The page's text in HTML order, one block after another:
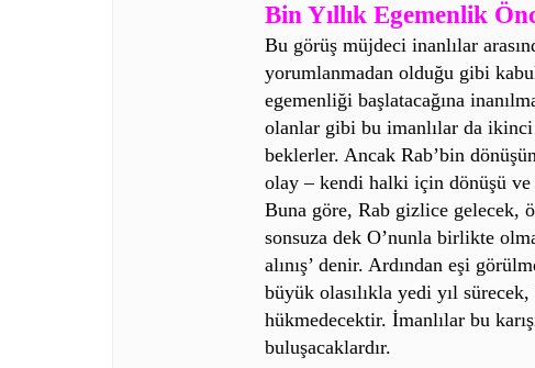
Bin Yıllık Egemenlik
Bu görüş müjdeci inanlılar
yorumlanmadan olduğu gibi
egemenliği başlatacağına
olanlar gibi bu imanlılar da ikinci
beklerler. Ancak Rab’bin
olay – kendi halki için dönüşü
Buna göre, Rab gizlice gelecek,
sonsuza dek O’nunla birlikte
alınış’ denir. Ardından eşi
büyük olasılıkla yedi yıl
hükmedecektir. İmanlılar bu
buluşacaklardır.